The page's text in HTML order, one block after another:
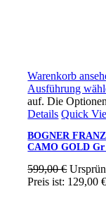
Warenkorb
Ausführung
auf. Die
Details Quick
BOGNER
CAMO GOLD Gr
599,00€
Preis ist: 129,00